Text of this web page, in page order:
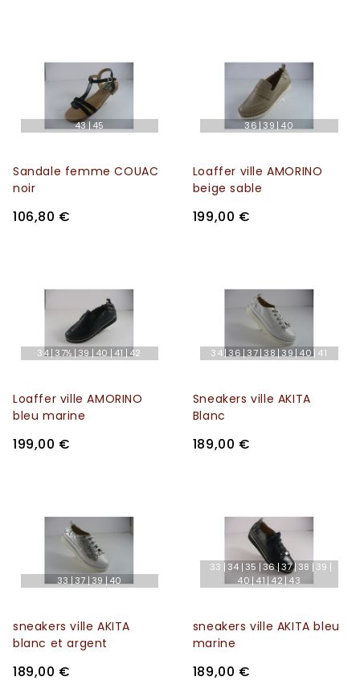
43 45
Sandale femme COUAC
noir
106,80 €
36 39 40
Loaffer ville AMORINO
beige sable
199,00 €
34 37½ 39 40 41 42
Loaffer ville AMORINO
bleu marine
199,00 €
34 36 37 38 39 40 41
Sneakers ville AKITA
Blanc
189,00 €
33 37 39 40
sneakers ville AKITA
blanc et argent
189,00 €
33 34 35 36 37 38
39
40 41 42 43
sneakers ville AKITA bleu
marine
189,00 €